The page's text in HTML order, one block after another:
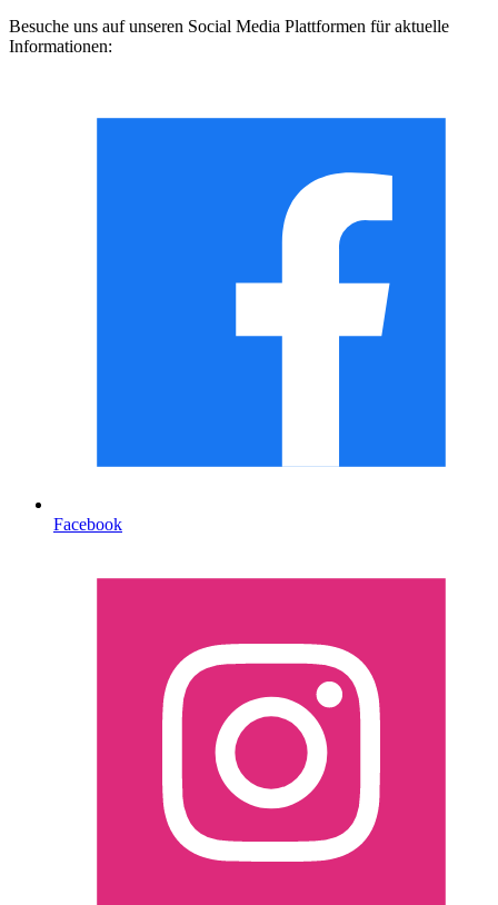
Besuche uns auf unseren Social Media Plattformen für aktuelle
Informationen:
Facebook